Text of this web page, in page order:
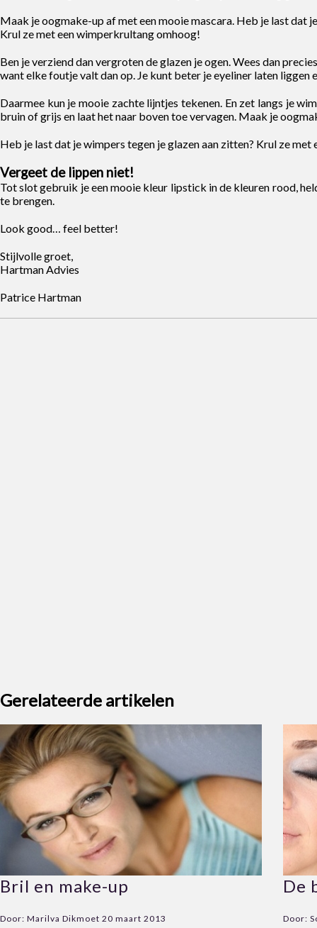
Maak je oogmake-up af met een mooie mascara. Heb je last dat
Krul ze met een wimperkrultang omhoog!
Ben je verziend dan vergroten de glazen je ogen. Wees dan
want elke foutje valt dan op. Je kunt beter je eyeliner laten liggen
Daarmee kun je mooie zachte lijntjes tekenen. En zet langs je
bruin of grijs en laat het naar boven toe vervagen. Maak je
Heb je last dat je wimpers tegen je glazen aan zitten? Krul ze
Vergeet de lippen niet!
Tot slot gebruik je een mooie kleur lipstick in de kleuren rood,
te brengen.
Look good… feel better!
Stijlvolle groet,
Hartman Advies
Patrice Hartman
Gerelateerde artikelen
Bril en make-up
Door: Marilva Dikmoet 20 maart 2013
De
Door: